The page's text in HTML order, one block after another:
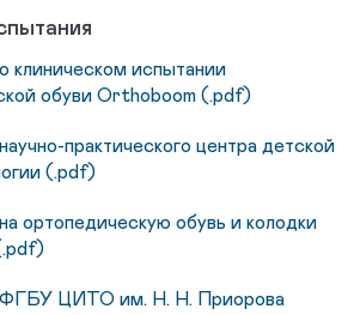
клиническом испытании
обуви Orthoboom (.pdf)
практического центра детской
(.pdf)
ортопедическую обувь и колодки
ФГБУ ЦИТО им. Н. Н. Приорова